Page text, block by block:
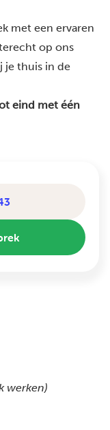
met een ervaren
op ons
je thuis in de
eind met één
werken)